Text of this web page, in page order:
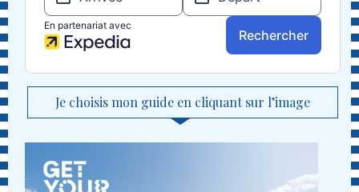
Je choisis mon guide en cliquant sur l’image